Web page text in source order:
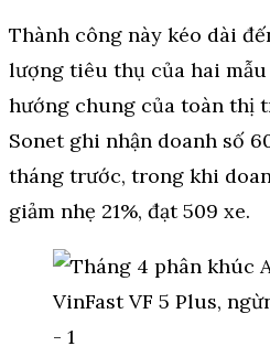
Thành công này kéo dài
lượng tiêu thụ của hai
hướng chung của toàn thị
Sonet ghi nhận doanh số
tháng trước, trong khi
giảm nhẹ 21%, đạt 509 xe.